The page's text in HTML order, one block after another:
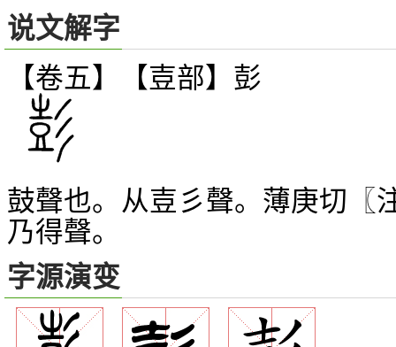
说文解字
【卷五】【壴部】 彭
鼓聲也。从壴彡聲。薄庚切〖
乃得聲。
字源演变